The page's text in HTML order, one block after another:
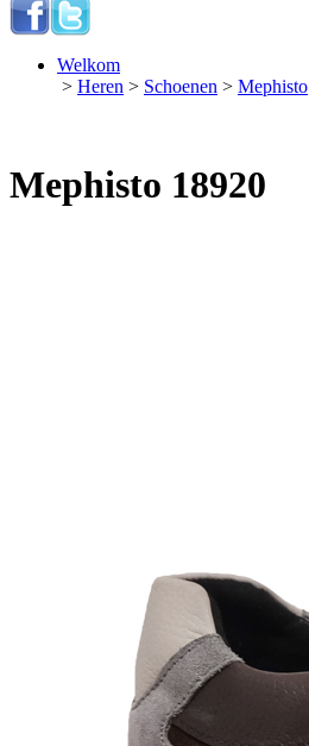
Welkom
> Heren > Schoenen > Mephisto
Mephisto 18920